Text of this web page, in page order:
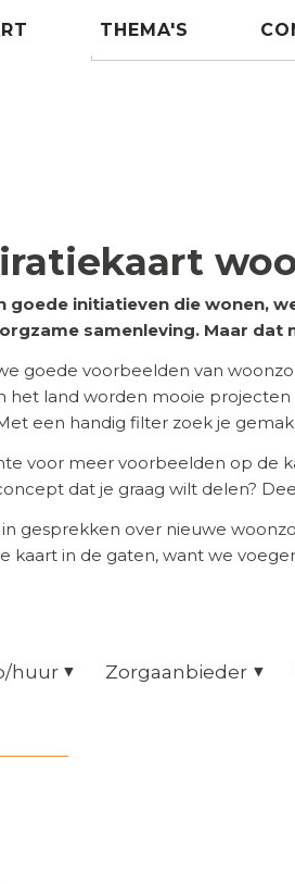
Zoeken
THEMA'S
goede initiatieven die wonen,
samenleving. Maar
goede voorbeelden van
het land worden mooie
een handig filter zoek je
voor meer voorbeelden op de
dat je graag wilt delen?
gesprekken over nieuwe
kaart in de gaten, want we